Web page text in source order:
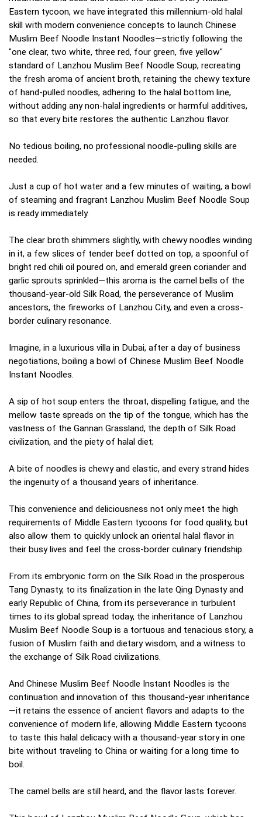
Eastern tycoon, we have integrated this millennium-old halal
skill with modern convenience concepts to launch Chinese
Muslim Beef Noodle Instant Noodles—strictly following the
"one clear, two white, three red, four green, five yellow"
standard of Lanzhou Muslim Beef Noodle Soup, recreating
the fresh aroma of ancient broth, retaining the chewy texture
of hand-pulled noodles, adhering to the halal bottom line,
without adding any non-halal ingredients or harmful additives,
so that every bite restores the authentic Lanzhou flavor.
No tedious boiling, no professional noodle-pulling skills are
needed.
Just a cup of hot water and a few minutes of waiting, a bowl
of steaming and fragrant Lanzhou Muslim Beef Noodle Soup
is ready immediately.
The clear broth shimmers slightly, with chewy noodles winding
in it, a few slices of tender beef dotted on top, a spoonful of
bright red chili oil poured on, and emerald green coriander and
garlic sprouts sprinkled—this aroma is the camel bells of the
thousand-year-old Silk Road, the perseverance of Muslim
ancestors, the fireworks of Lanzhou City, and even a cross-
border culinary resonance.
Imagine, in a luxurious villa in Dubai, after a day of business
negotiations, boiling a bowl of Chinese Muslim Beef Noodle
Instant Noodles.
A sip of hot soup enters the throat, dispelling fatigue, and the
mellow taste spreads on the tip of the tongue, which has the
vastness of the Gannan Grassland, the depth of Silk Road
civilization, and the piety of halal diet;
A bite of noodles is chewy and elastic, and every strand hides
the ingenuity of a thousand years of inheritance.
This convenience and deliciousness not only meet the high
requirements of Middle Eastern tycoons for food quality, but
also allow them to quickly unlock an oriental halal flavor in
their busy lives and feel the cross-border culinary friendship.
From its embryonic form on the Silk Road in the prosperous
Tang Dynasty, to its finalization in the late Qing Dynasty and
early Republic of China, from its perseverance in turbulent
times to its global spread today, the inheritance of Lanzhou
Muslim Beef Noodle Soup is a tortuous and tenacious story, a
fusion of Muslim faith and dietary wisdom, and a witness to
the exchange of Silk Road civilizations.
And Chinese Muslim Beef Noodle Instant Noodles is the
continuation and innovation of this thousand-year inheritance
—it retains the essence of ancient flavors and adapts to the
convenience of modern life, allowing Middle Eastern tycoons
to taste this halal delicacy with a thousand-year story in one
bite without traveling to China or waiting for a long time to
boil.
The camel bells are still heard, and the flavor lasts forever.